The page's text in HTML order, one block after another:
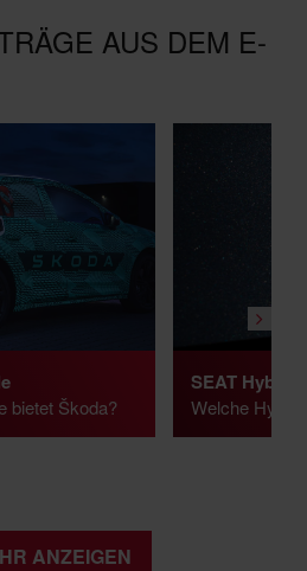
AUS DEM E-
bietet Škoda?
SEAT Hybrid
Welche
ANZEIGEN